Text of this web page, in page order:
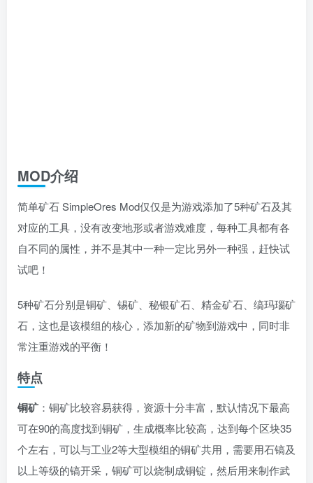
MOD介绍
简单矿石 SimpleOres Mod仅仅是为游戏添加了5种矿石及其
对应的工具，没有改变地形或者游戏难度，每种工具都有各
自不同的属性，并不是其中一种一定比另外一种强，赶快试
试吧！
5种矿石分别是铜矿、锡矿、秘银矿石、精金矿石、缟玛瑙矿
石，这也是该模组的核心，添加新的矿物到游戏中，同时非
常注重游戏的平衡！
特点
铜矿 ：铜矿比较容易获得，资源十分丰富，默认情况下最高
可在90的高度找到铜矿，生成概率比较高，达到每个区块35
个左右，可以与工业2等大型模组的铜矿共用，需要用石镐及
以上等级的镐开采，铜矿可以烧制成铜锭，然后用来制作武